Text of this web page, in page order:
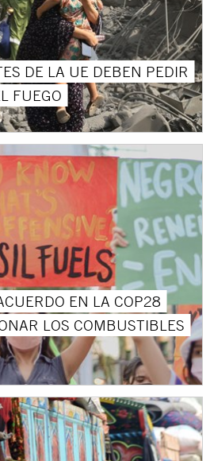
DE LA UE DEBEN PEDIR
FUEGO
EN LA COP28
LOS COMBUSTIBLES